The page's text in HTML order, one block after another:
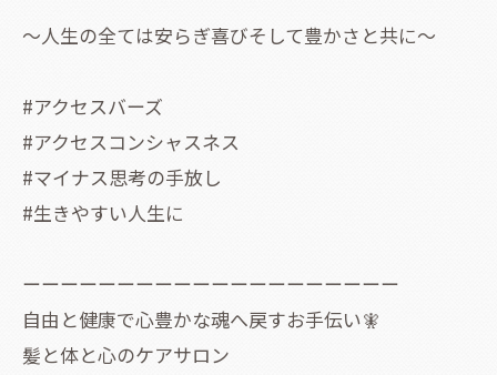
〜人生の全ては安らぎ喜びそして豊かさと共に〜
#アクセスバーズ
#アクセスコンシャスネス
#マイナス思考の手放し
#生きやすい人生に
ーーーーーーーーーーーーーーーーーーーー
自由と健康で心豊かな魂へ戻すお手伝い🧚
髪と体と心のケアサロン